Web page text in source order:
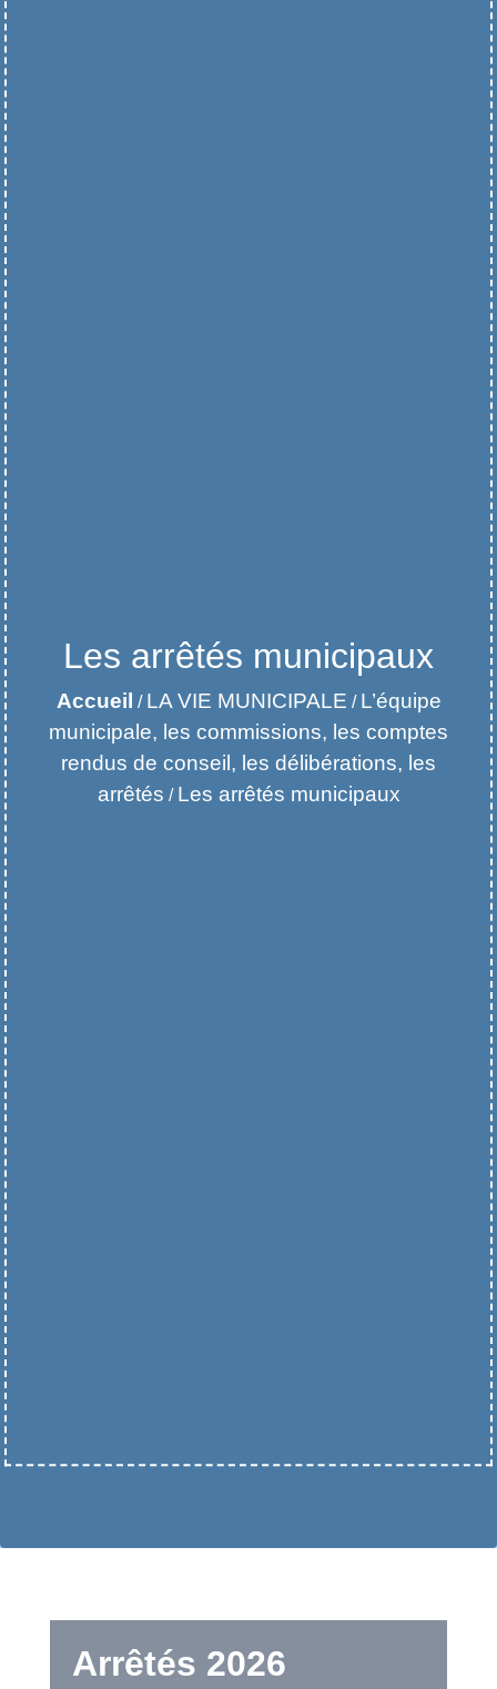
Les arrêtés municipaux
Accueil / LA VIE MUNICIPALE / L’équipe
municipale, les commissions, les comptes
rendus de conseil, les délibérations, les
arrêtés / Les arrêtés municipaux
Arrêtés 2026